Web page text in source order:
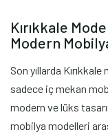
Kırıkkale
Modern
Son yıllarda
sadece iç mekan
modern ve lüks
mobilya modelleri